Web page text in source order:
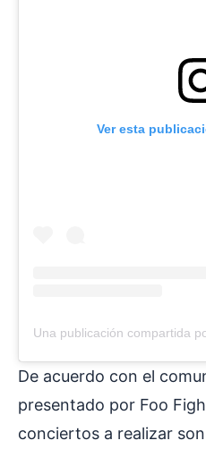
Ver esta
De acuerdo con el
presentado por Foo
conciertos a realizar